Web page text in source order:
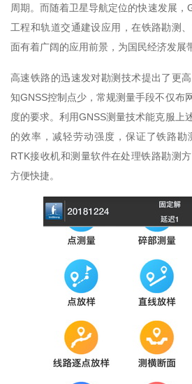
周期。而随着卫星导航定位的快速发展，
工程和轨道交通建设应用，在铁路勘测
面有着广阔的应用前景，为国民经济发展
高速铁路的迅速发对勘测技术提出了更
知GNSS控制点少，常规测量手段不仅布
度的要求。利用GNSS测量技术能克服上
的效率，减轻劳动强度，保证了铁路勘
RTK接收机和测量软件在处理铁路勘测
方便快捷。